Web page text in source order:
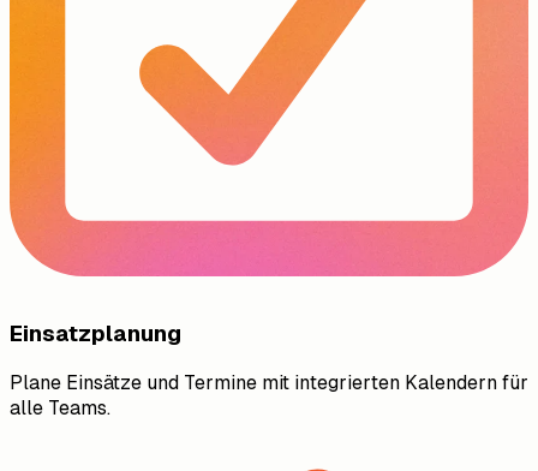
Einsatzplanung
Plane Einsätze und Termine mit integrierten Kalendern für
alle Teams.